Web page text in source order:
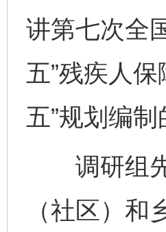
讲第七次全
五”残疾人
五”规划编制
调研组先
（社区）